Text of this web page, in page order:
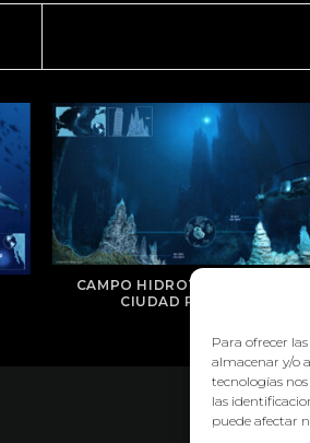
Para ofrecer
almacenar y/o
tecnologías
las
puede afectar
CAMPO HIDROTERMAL DE LA
CIUDAD PERDIDA